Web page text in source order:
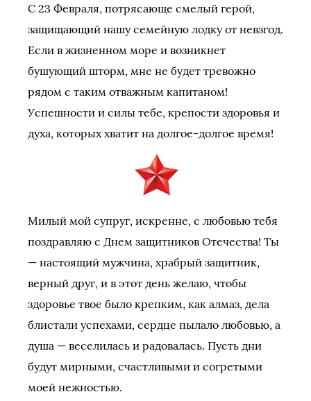
С 23 Февраля, потрясающе смелый герой,
защищающий нашу семейную лодку от невзгод.
Если в жизненном море и возникнет
бушующий шторм, мне не будет тревожно
рядом с таким отважным капитаном!
Успешности и силы тебе, крепости здоровья и
духа, которых хватит на долгое-долгое время!
Милый мой супруг, искренне, с любовью тебя
поздравляю с Днем защитников Отечества! Ты
— настоящий мужчина, храбрый защитник,
верный друг, и в этот день желаю, чтобы
здоровье твое было крепким, как алмаз, дела
блистали успехами, сердце пылало любовью, а
душа — веселилась и радовалась. Пусть дни
будут мирными, счастливыми и согретыми
моей нежностью.